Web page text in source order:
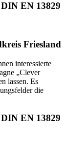
EN 13829
Friesland
interessierte
„Clever
lassen. Es
die
EN 13829